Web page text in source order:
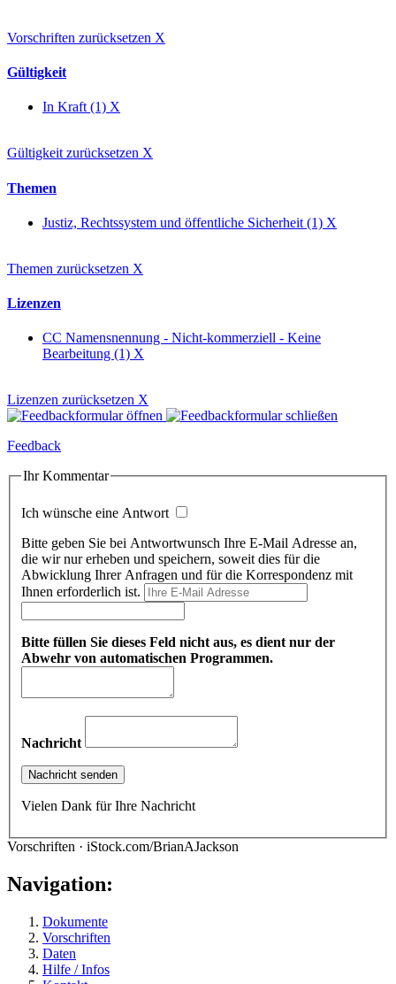
Vorschriften zurücksetzen X
Gültigkeit
In Kraft (1) X
Gültigkeit zurücksetzen X
Themen
Justiz, Rechtssystem und öffentliche Sicherheit (1) X
Themen zurücksetzen X
Lizenzen
CC Namensnennung - Nicht-kommerziell - Keine
Bearbeitung (1) X
Lizenzen zurücksetzen X
Feedback
Ihr Kommentar
Ich wünsche eine Antwort
Bitte geben Sie bei Antwortwunsch Ihre E-Mail Adresse an,
die wir nur erheben und speichern, soweit dies für die
Abwicklung Ihrer Anfragen und für die Korrespondenz mit
Ihnen erforderlich ist.
Bitte füllen Sie dieses Feld nicht aus, es dient nur der
Abwehr von automatischen Programmen.
Nachricht
Vielen Dank für Ihre Nachricht
Vorschriften · iStock.com/BrianAJackson
Navigation:
Dokumente
Vorschriften
Daten
Hilfe / Infos